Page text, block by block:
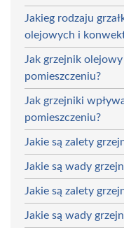
Jakieg rodzaju
olejowych i
Jak grzejnik
pomieszczeniu?
Jak grzejniki
pomieszczeniu?
Jakie są zalety
Jakie są wady
Jakie są zalety
Jakie są wady